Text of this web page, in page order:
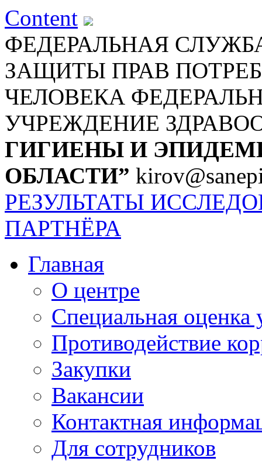
Content
ФЕДЕРАЛЬНАЯ
ЗАЩИТЫ ПРАВ
ЧЕЛОВЕКА
УЧРЕЖДЕНИЕ
ГИГИЕНЫ И
ОБЛАСТИ”
РЕЗУЛЬТАТЫ
ПАРТНЁРА
Главная
О центре
Специальная оценка
Противодействие
Закупки
Вакансии
Контактная
Для сотрудников